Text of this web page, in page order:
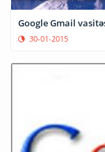
Google Gmail
30-01-2015